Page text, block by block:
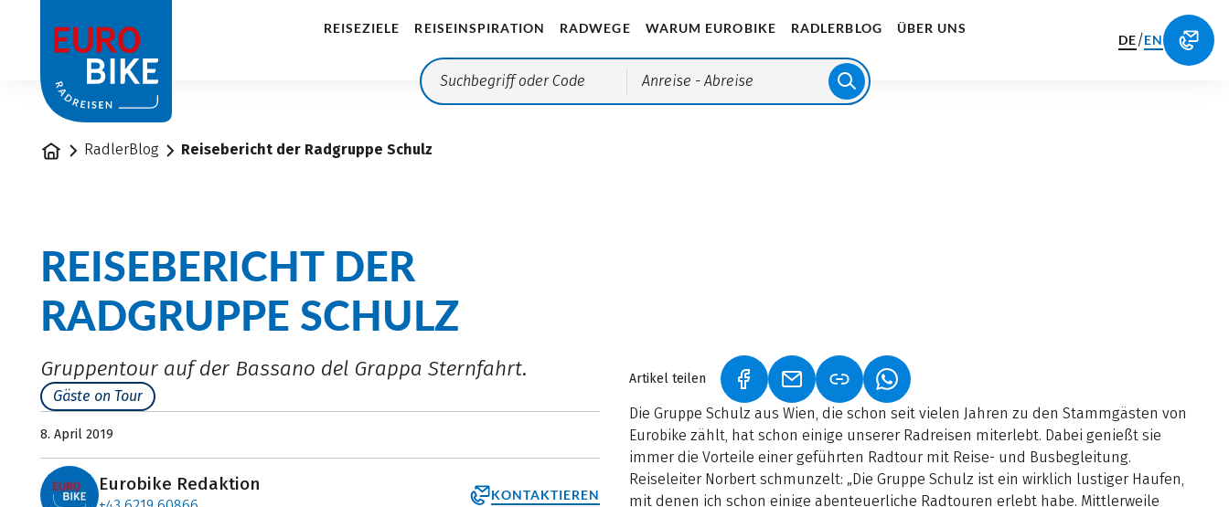
REISEZIELE REISEINSPIRATION RADWEGE WARUM EUROBIKE RADLERBLOG ÜBER UNS
Anreise - Abreise
DE/EN
StartseiteRadlerBlog Reisebericht der Radgruppe Schulz
REISEBERICHT DER
RADGRUPPE SCHULZ
Gruppentour auf der Bassano del Grappa Sternfahrt.
Gäste on Tour
8. April 2019
Eurobike Redaktion
KONTAKTIEREN
Artikel teilen (LINK ÖFFNET IN NEUEM TAB)
(LINK ÖFFNET IN NEUEM TAB)
(LINK ÖFFNET IN NEUEM TAB)
Die Gruppe Schulz aus Wien, die schon seit vielen Jahren zu den Stammgästen von
Eurobike zählt, hat schon einige unserer Radreisen miterlebt. Dabei genießt sie
immer die Vorteile einer geführten Radtour mit Reise- und Busbegleitung.
Reiseleiter Norbert schmunzelt: „Die Gruppe Schulz ist ein wirklich lustiger Haufen,
mit denen ich schon einige abenteuerliche Radtouren erlebt habe. Mittlerweile